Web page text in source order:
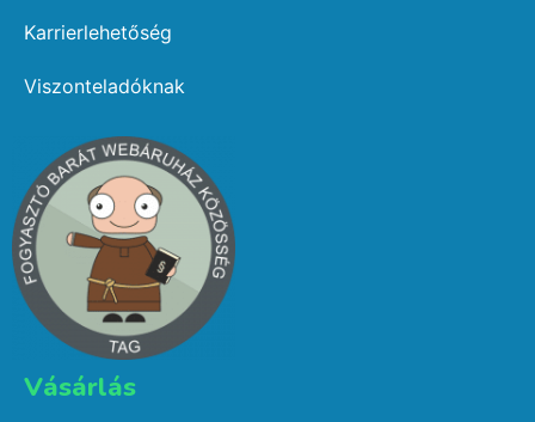
Karrierlehetőség
Viszonteladóknak
Vásárlás​